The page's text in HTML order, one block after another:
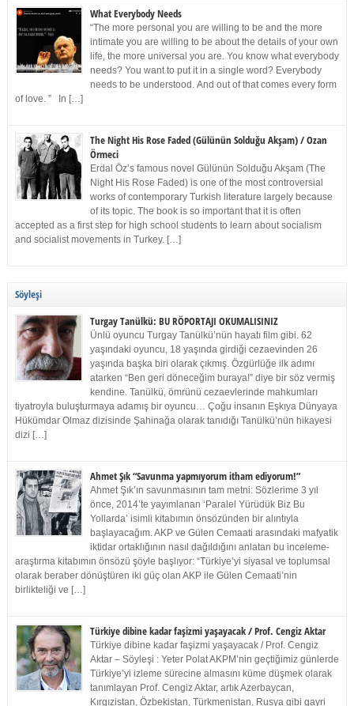
What Everybody Needs
“The more personal you are willing to be and the more
intimate you are willing to be about the details of your own
life, the more universal you are. You know what everybody
needs? You want to put it in a single word? Everybody
needs to be understood. And out of that comes every form
of love. ” In […]
The Night His Rose Faded (Gülünün Solduğu Akşam) / Ozan
Örmeci
Erdal Öz’s famous novel Gülünün Solduğu Akşam (The
Night His Rose Faded) is one of the most controversial
works of contemporary Turkish literature largely because
of its topic. The book is so important that it is often
accepted as a first step for high school students to learn about socialism
and socialist movements in Turkey. […]
Söyleşi
Turgay Tanülkü: BU RÖPORTAJI OKUMALISINIZ
Ünlü oyuncu Turgay Tanülkü’nün hayatı film gibi. 62
yaşındaki oyuncu, 18 yaşında girdiği cezaevinden 26
yaşında başka biri olarak çıkmış. Özgürlüğe ilk adımı
atarken “Ben geri döneceğim buraya!” diye bir söz vermiş
kendine. Tanülkü, ömrünü cezaevlerinde mahkumları
tiyatroyla buluşturmaya adamış bir oyuncu… Çoğu insanın Eşkıya Dünyaya
Hükümdar Olmaz dizisinde Şahinağa olarak tanıdığı Tanülkü’nün hikayesi
dizi […]
Ahmet Şık “Savunma yapmıyorum itham ediyorum!”
Ahmet Şık’ın savunmasının tam metni: Sözlerime 3 yıl
önce, 2014’te yayımlanan ‘Paralel Yürüdük Biz Bu
Yollarda’ isimli kitabımın önsözünden bir alıntıyla
başlayacağım. AKP ve Gülen Cemaati arasındaki mafyatik
iktidar ortaklığının nasıl dağıldığını anlatan bu inceleme-
araştırma kitabımın önsözü şöyle başlıyor: “Türkiye’yi siyasal ve toplumsal
olarak beraber dönüştüren iki güç olan AKP ile Gülen Cemaati’nin
birlikteliği ve […]
Türkiye dibine kadar faşizmi yaşayacak / Prof. Cengiz Aktar
Türkiye dibine kadar faşizmi yaşayacak / Prof. Cengiz
Aktar – Söyleşi : Yeter Polat AKPM’nin geçtiğimiz günlerde
Türkiye’yi izleme sürecine almasını küme düşmek olarak
tanımlayan Prof. Cengiz Aktar, artık Azerbaycan,
Kırgızistan, Özbekistan, Türkmenistan, Rusya gibi gayri